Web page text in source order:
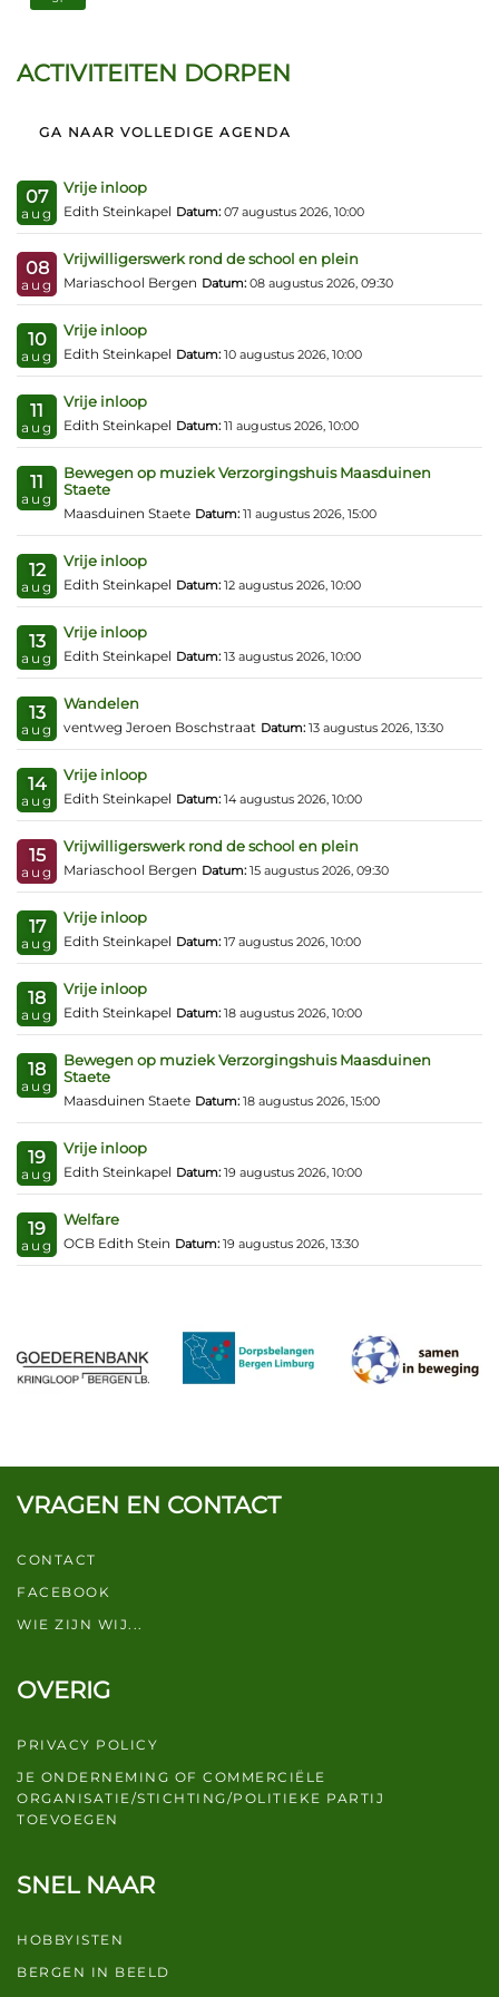
ACTIVITEITEN DORPEN
GA NAAR VOLLEDIGE AGENDA
07
aug
Vrije inloop
Edith Steinkapel Datum: 07 augustus 2026, 10:00
08
aug
Vrijwilligerswerk rond de school en plein
Mariaschool Bergen Datum: 08 augustus 2026, 09:30
10
aug
Vrije inloop
Edith Steinkapel Datum: 10 augustus 2026, 10:00
11
aug
Vrije inloop
Edith Steinkapel Datum: 11 augustus 2026, 10:00
11
aug
Bewegen op muziek Verzorgingshuis Maasduinen
Staete
Maasduinen Staete Datum: 11 augustus 2026, 15:00
12
aug
Vrije inloop
Edith Steinkapel Datum: 12 augustus 2026, 10:00
13
aug
Vrije inloop
Edith Steinkapel Datum: 13 augustus 2026, 10:00
13
aug
Wandelen
ventweg Jeroen Boschstraat Datum: 13 augustus 2026, 13:30
14
aug
Vrije inloop
Edith Steinkapel Datum: 14 augustus 2026, 10:00
15
aug
Vrijwilligerswerk rond de school en plein
Mariaschool Bergen Datum: 15 augustus 2026, 09:30
17
aug
Vrije inloop
Edith Steinkapel Datum: 17 augustus 2026, 10:00
18
aug
Vrije inloop
Edith Steinkapel Datum: 18 augustus 2026, 10:00
18
aug
Bewegen op muziek Verzorgingshuis Maasduinen
Staete
Maasduinen Staete Datum: 18 augustus 2026, 15:00
19
aug
Vrije inloop
Edith Steinkapel Datum: 19 augustus 2026, 10:00
19
aug
Welfare
OCB Edith Stein Datum: 19 augustus 2026, 13:30
VRAGEN EN CONTACT
CONTACT
FACEBOOK
WIE ZIJN WIJ...
OVERIG
PRIVACY POLICY
JE ONDERNEMING OF COMMERCIËLE
ORGANISATIE/STICHTING/POLITIEKE PARTIJ
TOEVOEGEN
SNEL NAAR
HOBBYISTEN
BERGEN IN BEELD